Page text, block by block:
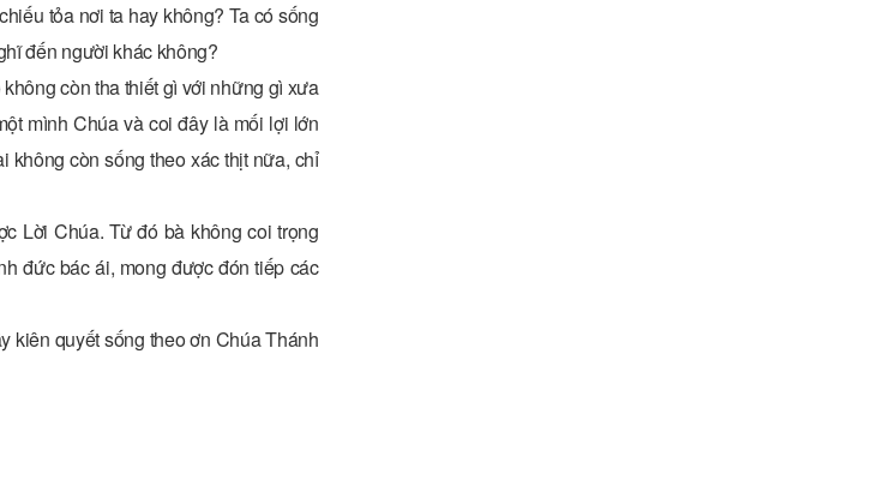
tỏa nơi ta hay không? Ta có sống
đến người khác không?
còn tha thiết gì với những gì xưa
mình Chúa và coi đây là mối lợi lớn
không còn sống theo xác thịt nữa, chỉ
Lời Chúa. Từ đó bà không coi trọng
đức bác ái, mong được đón tiếp các
kiên quyết sống theo ơn Chúa Thánh